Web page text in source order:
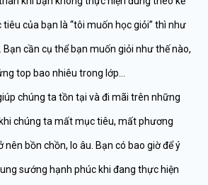
tiêu của bạn là “tôi muốn học giỏi” thì như
cần cụ thể bạn muốn giỏi như thế nào,
top bao nhiêu trong lớp…
chúng ta tồn tại và đi mãi trên những
chúng ta mất mục tiêu, mất phương
bồn chồn, lo âu. Bạn có bao giờ để ý
sướng hạnh phúc khi đang thực hiện